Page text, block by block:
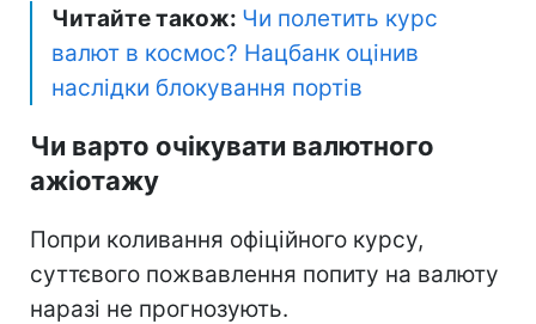
Читайте також: Чи полетить курс
валют в космос? Нацбанк оцінив
наслідки блокування портів
Чи варто очікувати валютного
ажіотажу
Попри коливання офіційного курсу,
суттєвого пожвавлення попиту на валюту
наразі не прогнозують.